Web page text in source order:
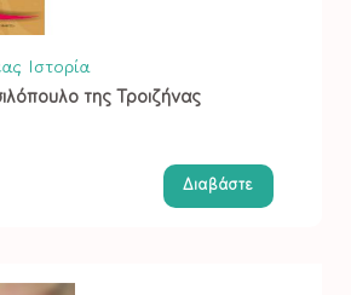
Ιστορία
της Τροιζήνας
Διαβάστε